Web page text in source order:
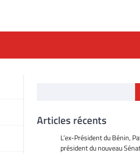
Articles récents
L’ex-Président du Bénin,
président du nouveau